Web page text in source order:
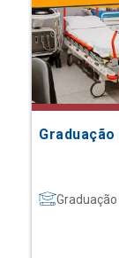
Graduação